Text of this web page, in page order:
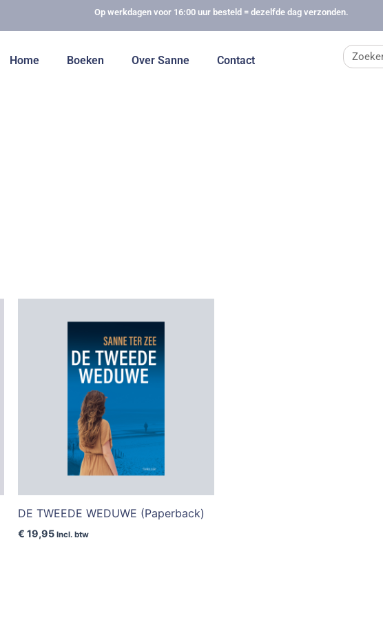
Op werkdagen voor 16:00 uur besteld = dezelfde dag verzonden.
Home Boeken Over Sanne Contact
Zoeken
DE TWEEDE WEDUWE (Paperback)
€ 19,95 Incl. btw